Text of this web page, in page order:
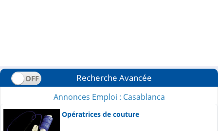
Recherche Avancée
Annonces Emploi : Casablanca
Opératrices de couture